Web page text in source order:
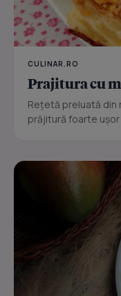
CULINAR.RO
Prajitura cu
Reţetă preluată din
prăjitură foarte